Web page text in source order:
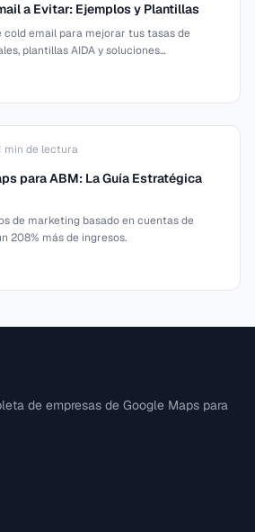
a Evitar: Ejemplos y Plantillas
cold email para mejorar tus tasas de
plantillas AIDA y soluciones
min de lectura
para ABM: La Guía Estratégica
de marketing basado en cuentas de
208% más de ingresos.
de empresas de Google Maps para